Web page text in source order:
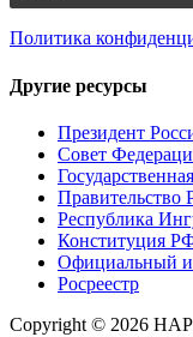
Политика
Другие ресурсы
Президент
Совет
Правительство
Республика
Конституция
Официальный
Росреестр
Copyright © 2026